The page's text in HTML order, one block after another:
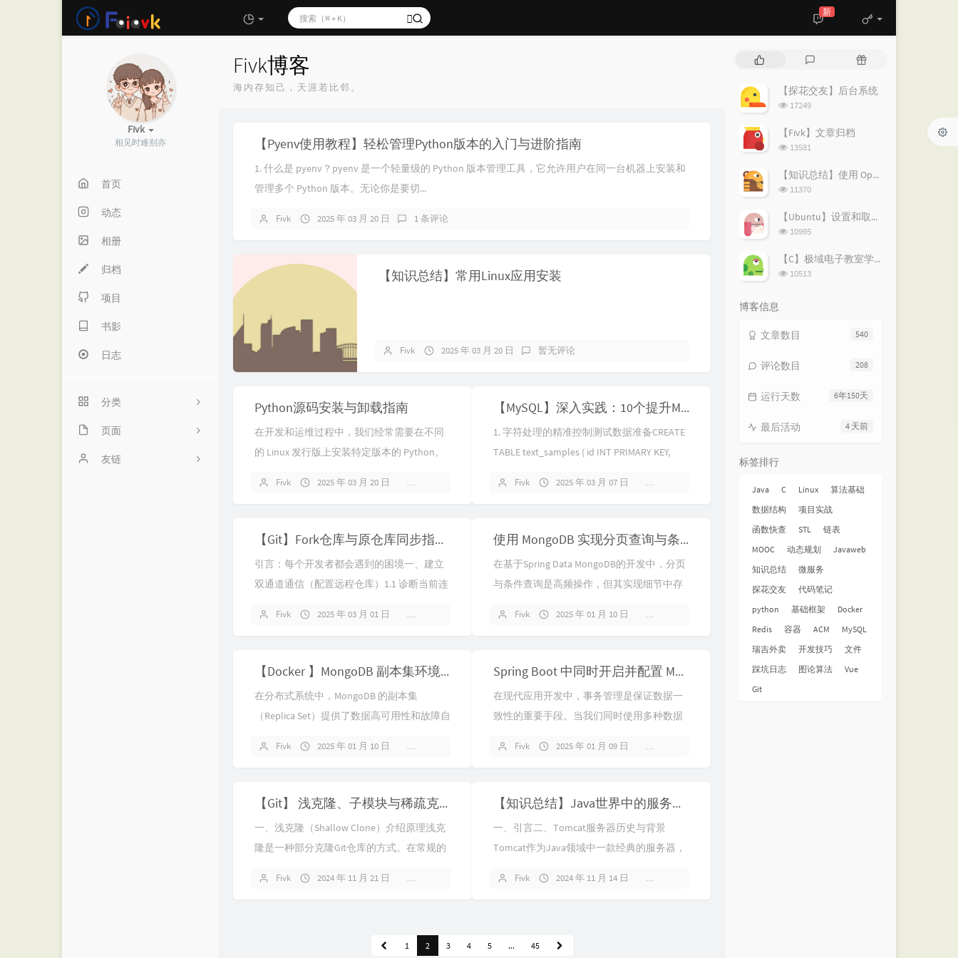
新
Fivk
相见时难别亦
首页
动态
相册
归档
项目
书影
日志
分类
微点时光
代码笔记
页面
项目友链
Fivk博客
海内存知己，天涯若比邻。
【Pyenv使用教程】轻松管理Python版本的入门与进阶指南
1. 什么是 pyenv？pyenv 是一个轻量级的 Python 版本管理工具，它允许用户在同一台机器上安装和
管理多个 Python 版本。无论你是要切...
Fivk 2025 年 03 月 20 日 1 条评论
【知识总结】常用Linux应用安装
Fivk 2025 年 03 月 20 日 暂无评论
Python源码安装与卸载指南
在开发和运维过程中，我们经常需要在不同
的 Linux 发行版上安装特定版本的 Python。
直接利用系统自带的软件包...
Fivk 2025 年 03 月 20 日
【MySQL】深入实践：10个提升MySQL生产力的高阶技巧
1. 字符处理的精准控制测试数据准备CREATE
TABLE text_samples ( id INT PRIMARY KEY,
Fivk 2025 年 03 月 07 日
【Git】Fork仓库与原仓库同步指南：告别代码冲突的终极解决方案
引言：每个开发者都会遇到的困境一、建立
双通道通信（配置远程仓库）1.1 诊断当前连
Fivk 2025 年 03 月 01 日
使用 MongoDB 实现分页查询与条件查询中的注意事项
在基于Spring Data MongoDB的开发中，分页
与条件查询是高频操作，但其实现细节中存
景，深入剖析五大核心...
Fivk 2025 年 01 月 10 日
【Docker 】MongoDB 副本集环境（含数据、日志及配置分离）
在分布式系统中，MongoDB 的副本集
（Replica Set）提供了数据高可用性和故障自
Docker 搭建一个三节...
Fivk 2025 年 01 月 10 日
Spring Boot 中同时开启并配置 MongoDB、MySQL 和 Redis 的事务支持
在现代应用开发中，事务管理是保证数据一
致性的重要手段。当我们同时使用多种数据
何配置和管理它们的事...
Fivk 2025 年 01 月 09 日
【Git】 浅克隆、子模块与稀疏克隆全解析
一、浅克隆（Shallow Clone）介绍原理浅克
隆是一种部分克隆Git仓库的方式。在常规的
有提交历史...
Fivk 2024 年 11 月 21 日
【知识总结】Java世界中的服务器之星：Tomcat、Jetty、Undertow 和 Netty 深度解析
一、引言二、Tomcat服务器历史与背景
Tomcat作为Java领域中一款经典的服务器，
Jakarta项目中的...
Fivk 2024 年 11 月 14 日
1 2 3 4 5 ... 45
章
评
随
文
【探花交友】后台系统
浏
次
17249
【Fivk】文章归档
浏
次
数:
13581
【知识总结】使用 OpenVPN 实现按需分流：避免全局代理泄露隐私
浏
次
11370
【Ubuntu】设置和取消代理的简易指南
浏
次
数:
10995
【C】极域电子教室学生端解除控制
浏
10513
博客信息
540
文章数目
208
评论数目
6年150天
运行天数
4 天前
最后活动
标签排行
Java C Linux
算法基础
数据结构
项目实战
函数快查
STL
链表
MOOC
动态规划
Javaweb
知识总结
微服务
探花交友
代码笔记
python
基础框架
Docker
Redis
容器 ACM
MySQL
瑞吉外卖
开发技巧
文件
踩坑日志
图论算法
Vue
Git